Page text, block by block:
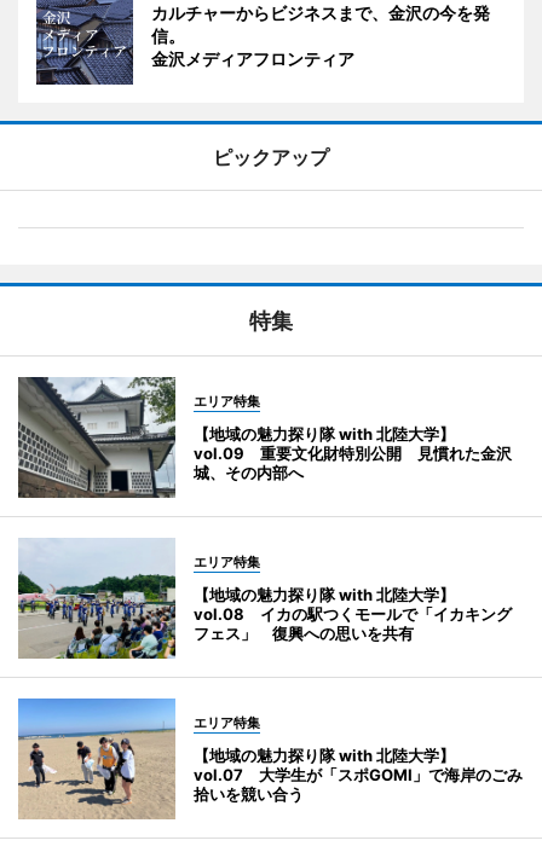
カルチャーからビジネスまで、金沢の今を発
信。
金沢メディアフロンティア
ピックアップ
特集
エリア特集
【地域の魅力探り隊 with 北陸大学】
vol.09 重要文化財特別公開 見慣れた金沢
城、その内部へ
エリア特集
【地域の魅力探り隊 with 北陸大学】
vol.08 イカの駅つくモールで「イカキング
フェス」 復興への思いを共有
エリア特集
【地域の魅力探り隊 with 北陸大学】
vol.07 大学生が「スポGOMI」で海岸のごみ
拾いを競い合う